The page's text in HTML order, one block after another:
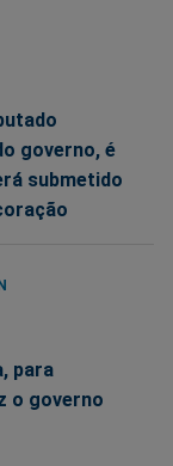
governo, é
submetido
para
o governo